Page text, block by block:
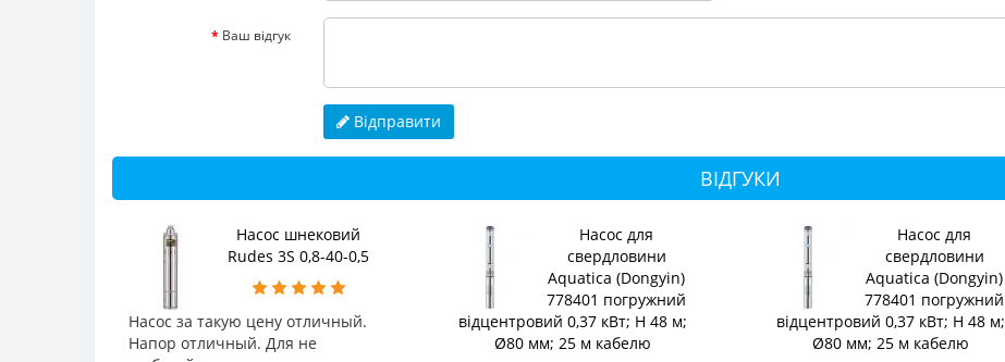
Ваш відгук
Відправити
ВІДГУКИ
Насос шнековий
Rudes 3S 0,8-40-0,5
Насос за такую цену отличный.
Напор отличный. Для не
Насос для
свердловини
Aquatica (Dongyin)
778401 погружний
відцентровий 0,37 кВт; H 48 м;
Ø80 мм; 25 м кабелю
Насос для
свердловини
Aquatica (Dongyin)
778401 погружний
відцентровий 0,37 кВт; H 48 м;
Ø80 мм; 25 м кабелю